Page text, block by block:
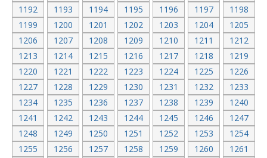
1192
1193 1194 1195 1196 1197
1198
1199
1200 1201 1202 1203 1204
1205
1206
1207 1208 1209 1210 1211
1212
1213
1214 1215 1216 1217 1218
1219
1220
1221 1222 1223 1224 1225
1226
1227
1228 1229 1230 1231 1232
1233
1234
1235 1236 1237 1238 1239
1240
1241
1242 1243 1244 1245 1246
1247
1248
1249 1250 1251 1252 1253
1254
1255
1256 1257 1258 1259 1260
1261